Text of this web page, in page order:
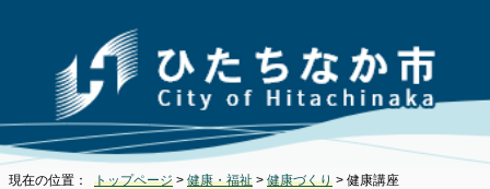
現在の位置： トップページ > 健康・福祉 > 健康づくり > 健康講座